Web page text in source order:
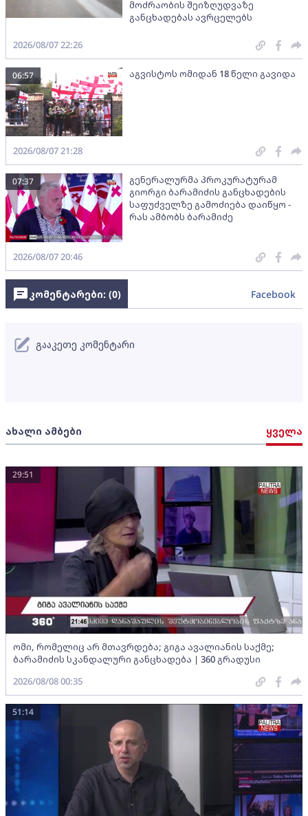
მოძრაობის შეიზღუდვაზე
განცხადებას ავრცელებს
2026/08/07 22:26
აგვისტოს ომიდან 18 წელი გავიდა
06:57
2026/08/07 21:28
გენერალურმა პროკურატურამ
გიორგი ბარამიძის განცხადების
საფუძველზე გამოძიება დაიწყო -
რას ამბობს ბარამიძე
07:37
2026/08/07 20:46
ახალი ამბები ყველა
ომი, რომელიც არ მთავრდება; გიგა ავალიანის საქმე;
ბარამიძის სკანდალური განცხადება | 360 გრადუსი
29:51
2026/08/08 00:35
51:14
კომენტარები: (0) Facebook
გააკეთე კომენტარი